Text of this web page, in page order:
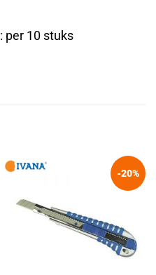
: per 10 stuks
-20%